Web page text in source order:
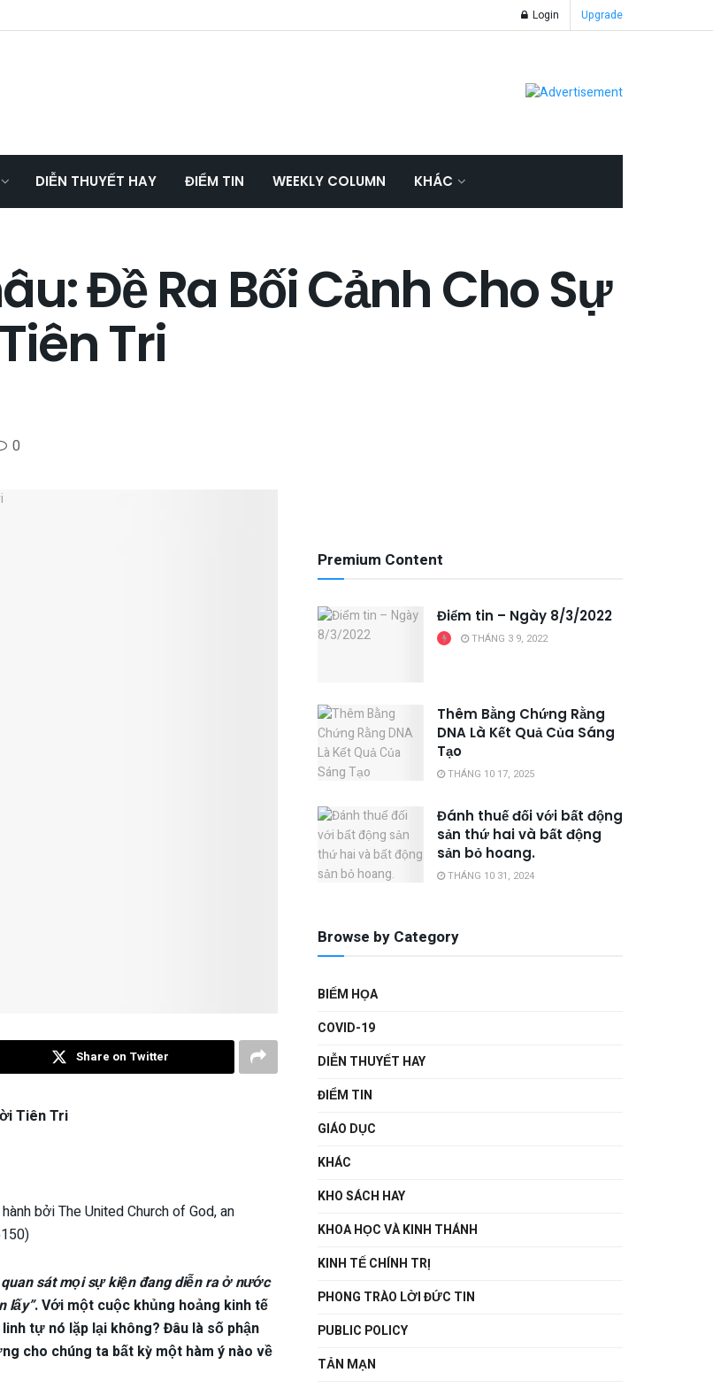
Login Upgrade
DIỄN THUYẾT HAY ĐIỂM TIN WEEKLY COLUMN KHÁC
Đề Ra Bối Cảnh Cho Sự
Tri
0
Share on Twitter
Tiên Tri
bởi The United Church of God, an
quan sát mọi sự kiện đang diễn ra ở nước
lấy”. Với một cuộc khủng hoảng kinh tế
tự nó lặp lại không? Đâu là số phận
cho chúng ta bất kỳ một hàm ý nào về
Premium Content
Điểm tin – Ngày 8/3/2022
THÁNG 3 9, 2022
Thêm Bằng Chứng Rằng
DNA Là Kết Quả Của Sáng
Tạo
THÁNG 10 17, 2025
Đánh thuế đối với bất động
sản thứ hai và bất động
sản bỏ hoang.
THÁNG 10 31, 2024
Browse by Category
BIẾM HỌA
COVID-19
DIỄN THUYẾT HAY
ĐIỂM TIN
GIÁO DỤC
KHÁC
KHO SÁCH HAY
KHOA HỌC VÀ KINH THÁNH
KINH TẾ CHÍNH TRỊ
PHONG TRÀO LỜI ĐỨC TIN
PUBLIC POLICY
TẢN MẠN